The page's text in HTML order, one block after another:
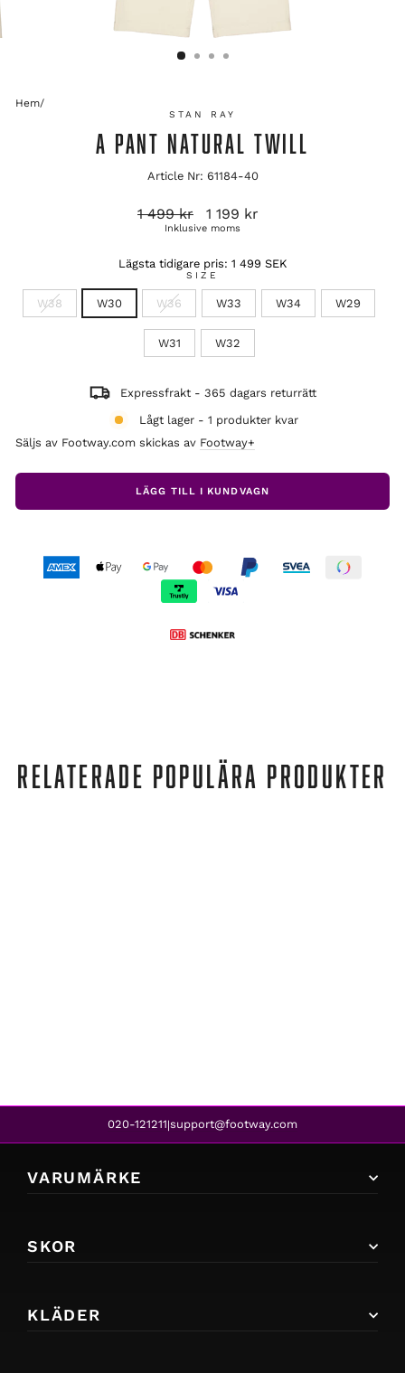
Hem/
STAN RAY
A PANT NATURAL TWILL
Article Nr: 61184-40
Ordinarie
1 499 kr Reapris
1 199 kr
Inklusive moms
Lägsta tidigare pris: 1 499 SEK
SIZE
W38 W30 W36 W33 W34 W29
W31 W32
Expressfrakt - 365 dagars returrätt
Lågt lager - 1 produkter kvar
Säljs av Footway.com skickas av Footway+
LÄGG TILL I KUNDVAGN
RELATERADE POPULÄRA PRODUKTER
020-121211|support@footway.com
VARUMÄRKE
SKOR
KLÄDER